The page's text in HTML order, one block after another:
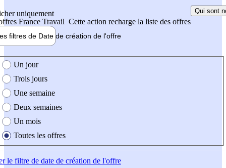
uniquement
France Travail Cette action recharge la liste des offres
Qui sont
filtres de Date de création de l'offre
création de l'offre
Un jour
Trois jours
Une semaine
Deux semaines
Un mois
Toutes les offres
le filtre de date de création de l'offre